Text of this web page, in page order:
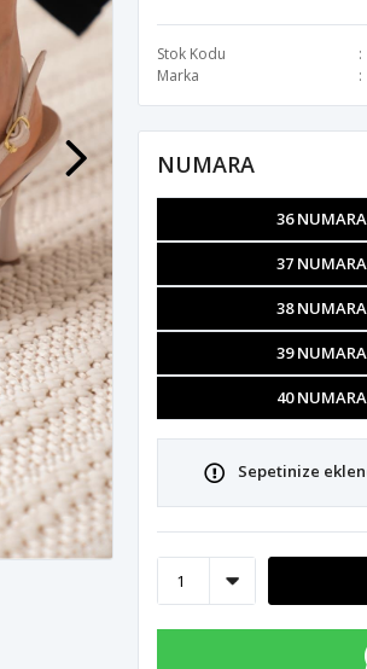
Stok Kodu
Marka
NUMARA
36 NUMARA
37 NUMARA
38 NUMARA
39 NUMARA
40 NUMARA
Sepetinize